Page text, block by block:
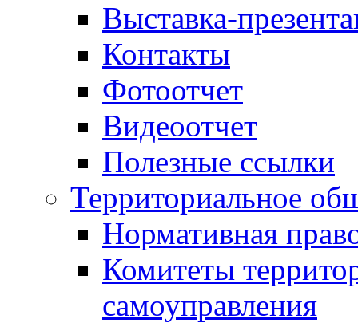
Выставка-
Контакты
Фотоотчет
Видеоотчет
Полезные ссылки
Территориальное
Нормативная
Комитеты
самоуправления